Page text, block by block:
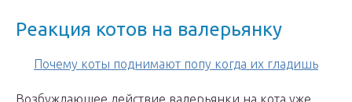
Реакция котов на валерьянку
Почему коты поднимают попу когда их гладишь
Возбуждающее действие валерьянки на кота уже